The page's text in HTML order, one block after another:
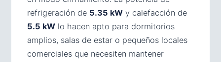
refrigeración de 5.35 kW y calefacción de
5.5 kW lo hacen apto para dormitorios
amplios, salas de estar o pequeños locales
comerciales que necesiten mantener